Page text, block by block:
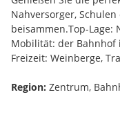
Das sorgt nicht nur für
modernster Technik -
kontrollierten
Betriebskosten.
Ihre Highlights auf
Nahversorger,
beisammen.Top-Lage:
Mobilität: der Bahnhof
Freizeit: Weinberge,
Region: Zentrum,